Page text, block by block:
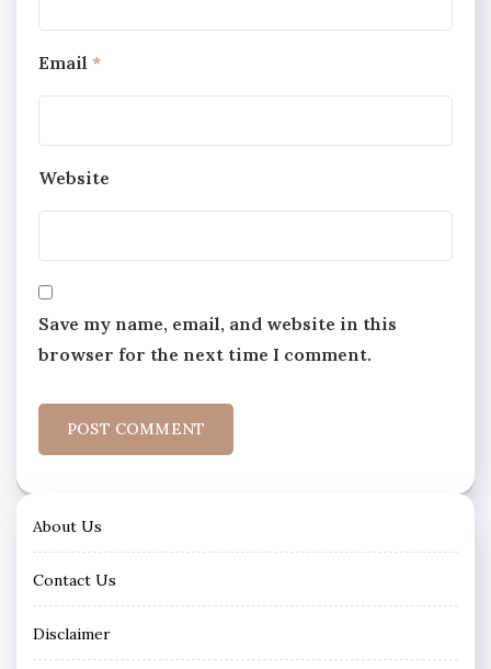
Email *
Website
Save my name, email, and website in this
browser for the next time I comment.
About Us
Contact Us
Disclaimer